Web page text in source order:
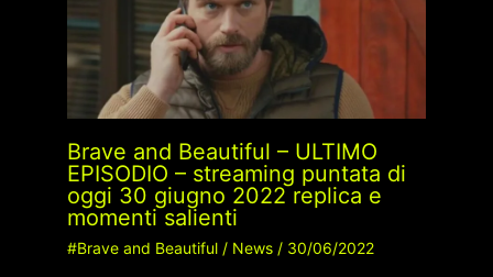
Brave and Beautiful – ULTIMO
EPISODIO – streaming puntata di
oggi 30 giugno 2022 replica e
momenti salienti
#Brave and Beautiful/ News/ 30/06/2022